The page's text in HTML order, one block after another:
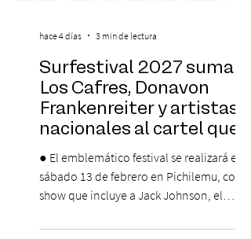
Surfestival 2027 suma a
Los Cafres, Donavon
Frankenreiter y artistas
nacionales al cartel que
encabeza Jack Johnson
● El emblemático festival se realizará el
sábado 13 de febrero en Pichilemu, con un
show que incluye a Jack Johnson, el
El lunes 10 de agosto comienza la
hace 4 días 3 min de lectura